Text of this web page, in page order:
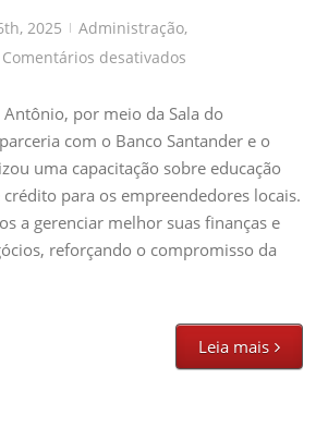
2025 | Administração,
Comentários desativados
Sobre
Educação
Financeira
e
Linhas
de
por meio da Sala do
com o Banco Santander e o
uma capacitação sobre educação
para os empreendedores locais.
a gerenciar melhor suas finanças e
reforçando o compromisso da
Leia mais